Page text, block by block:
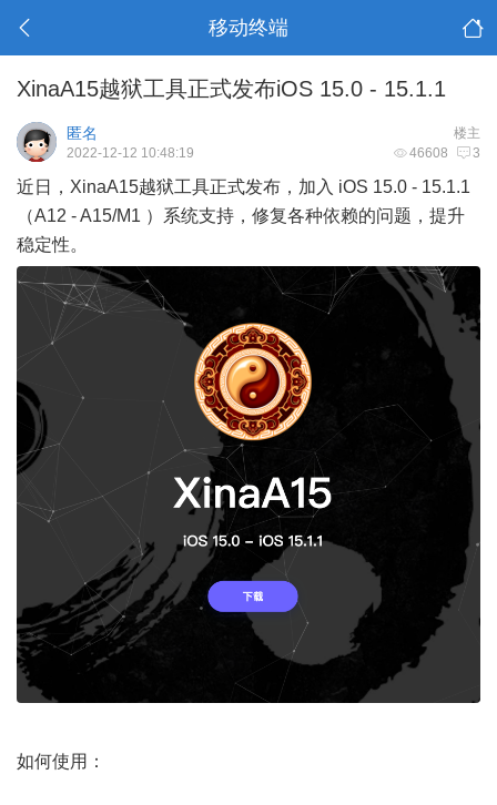
移动终端
XinaA15越狱工具正式发布iOS 15.0 - 15.1.1
楼主
匿名
46608 3
2022-12-12 10:48:19
近日，XinaA15越狱工具正式发布，加入 iOS 15.0 - 15.1.1
（A12 - A15/M1 ）系统支持，修复各种依赖的问题，提升
稳定性。
如何使用：